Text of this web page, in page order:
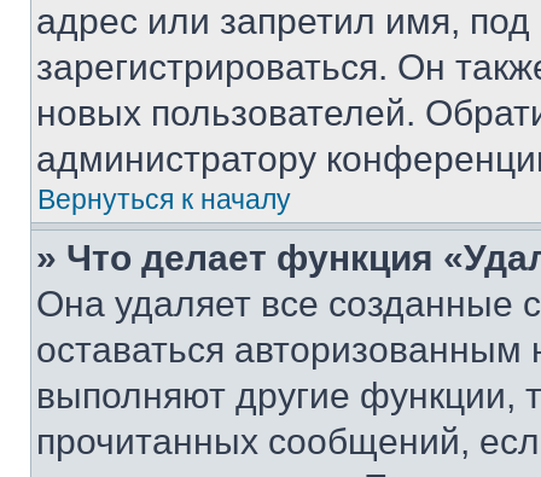
адрес или запретил имя,
зарегистрироваться. Он
новых пользователей.
администратору
Вернуться к началу
» Что делает функция
Она удаляет все созданные
оставаться
выполняют другие функции,
прочитанных сообщений,